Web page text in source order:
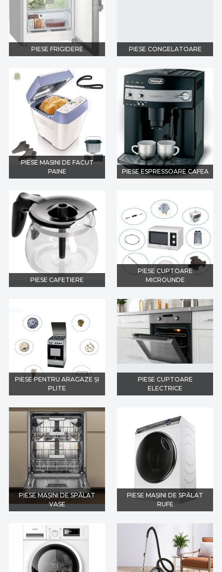
PIESE FRIGIDERE PIESE CONGELATOARE
PIESE MASINI DE FACUT
PAINE
PIESE ESPRESSOARE CAFEA
PIESE CAFETIERE
PIESE CUPTOARE
MICROUNDE
PIESE PENTRU ARAGAZE ȘI
PLITE
PIESE CUPTOARE
ELECTRICE
PIESE MAȘINI DE SPĂLAT
VASE
PIESE MAȘINI DE SPĂLAT
RUFE